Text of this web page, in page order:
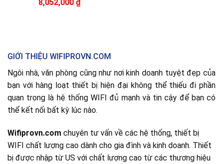
8,052,000 ₫
GIỚI THIỆU WIFIPROVN.COM
Ngôi nhà, văn phòng cũng như nơi kinh doanh tuyệt đẹp của
bạn với hàng loạt thiết bị hiện đại không thể thiếu đi phần
quan trọng là hệ thống WIFI đủ mạnh và tin cậy để bạn có
thể kết nối bất kỳ lúc nào.
Wifiprovn.com chuyên tư vấn về các hệ thống, thiết bị
WIFI chất lượng cao dành cho gia đình và kinh doanh. Thiết
bị được nhập từ US với chất lượng cao từ các thương hiệu